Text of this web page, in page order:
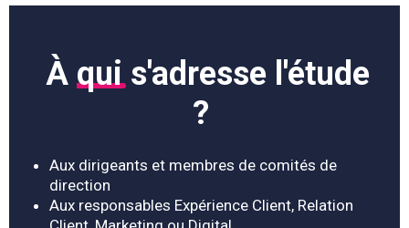
Àquis'adresse l'étude
?
Aux dirigeants et membres de comités de
direction
Aux responsables Expérience Client, Relation